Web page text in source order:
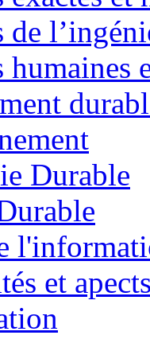
de
humaines
Durable
et